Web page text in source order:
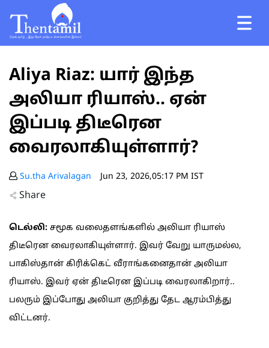
Aliya Riaz: யார் இந்த
அலியா ரியாஸ்.. ஏன்
இப்படி திடீரென
வைரலாகியுள்ளார்?
Su.tha Arivalagan Jun 23, 2026,05:17 PM IST
Share
டெல்லி: சமூக வலைதளங்களில் அலியா ரியாஸ்
திடீரென வைரலாகியுள்ளார். இவர் வேறு யாருமல்ல,
பாகிஸ்தான் கிரிக்கெட் வீராங்கனைதான் அலியா
ரியாஸ். இவர் ஏன் திடீரென இப்படி வைரலாகிறார்..
பலரும் இப்போது அலியா குறித்து தேட ஆரம்பித்து
விட்டனர்.